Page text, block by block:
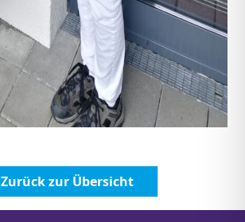
Zurück zur Übersicht